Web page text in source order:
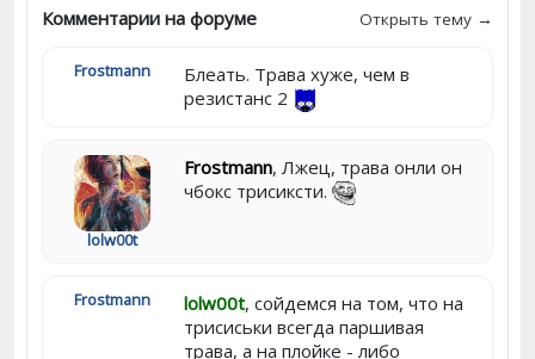
Комментарии на форуме Открыть тему →
Frostmann
Блеать. Трава хуже, чем в
резистанс 2
lolw00t
Frostmann, Лжец, трава онли он
чбокс трисиксти.
Frostmann lolw00t, сойдемся на том, что на
трисиськи всегда паршивая
трава, а на плойке - либо